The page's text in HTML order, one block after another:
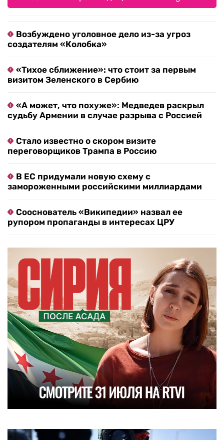
Возбуждено уголовное дело из-за угроз
создателям «Колобка»
«Тихое сближение»: что стоит за первым
визитом Зеленского в Сербию
«А может, что похуже»: Медведев раскрыл
судьбу Армении в случае разрыва с Россией
Стало известно о скором визите
переговорщиков Трампа в Россию
В ЕС придумали новую схему с
замороженными российскими миллиардами
Сооснователь «Википедии» назвал ее
рупором пропаганды в интересах ЦРУ